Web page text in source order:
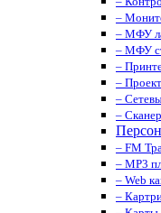
–
– МФУ
– МФУ
–
–
–
–
– FM
– MP3
– Web
–